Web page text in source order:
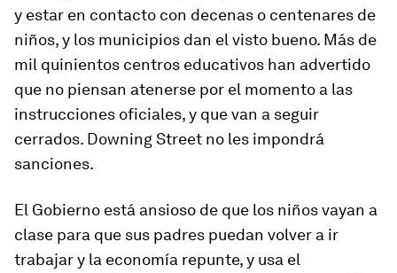
y estar en contacto con decenas o centenares de
niños, y los municipios dan el visto bueno. Más de
mil quinientos centros educativos han advertido
que no piensan atenerse por el momento a las
instrucciones oficiales, y que van a seguir
cerrados. Downing Street no les impondrá
sanciones.
El Gobierno está ansioso de que los niños vayan a
clase para que sus padres puedan volver a ir
trabajar y la economía repunte, y usa el